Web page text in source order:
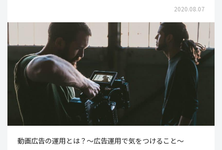
2020.08.07
動画広告の運用とは？〜広告運用で気をつけること〜